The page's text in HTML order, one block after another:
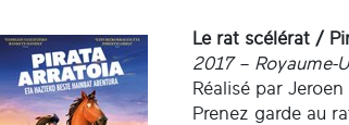
Le rat scélérat /
2017 – Royaume-
Réalisé par Jeroen
Prenez garde au